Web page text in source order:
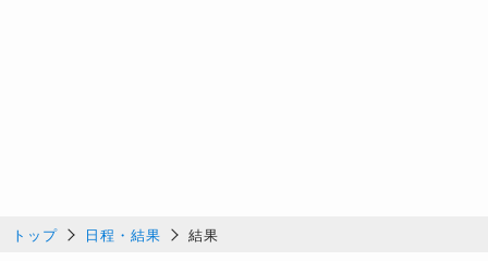
トップ 日程・結果 結果